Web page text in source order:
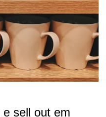
sell out em